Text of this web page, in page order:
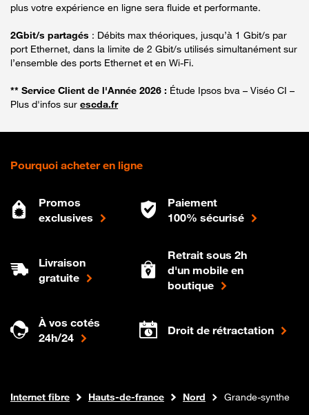
plus votre expérience en ligne sera fluide et performante.
2Gbit/s partagés : Débits max théoriques, jusqu’à 1 Gbit/s par
port Ethernet, dans la limite de 2 Gbit/s utilisés simultanément sur
l’ensemble des ports Ethernet et en Wi-Fi.
** Service Client de l'Année 2026 : Étude Ipsos bva – Viséo CI –
Plus d'infos sur escda.fr
Pourquoi acheter en ligne
Promos
exclusives
Paiement
100% sécurisé
Livraison
gratuite
Retrait sous 2h
d'un mobile en
boutique
À vos cotés
24h/24
Droit de rétractation
Boutique Orange
Internet fibre Hauts-de-france Nord Grande-synthe